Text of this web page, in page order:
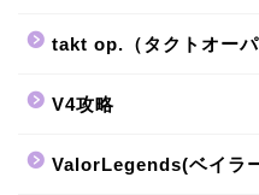
takt op.（タクトオー
V4攻略
ValorLegends(ベイラ